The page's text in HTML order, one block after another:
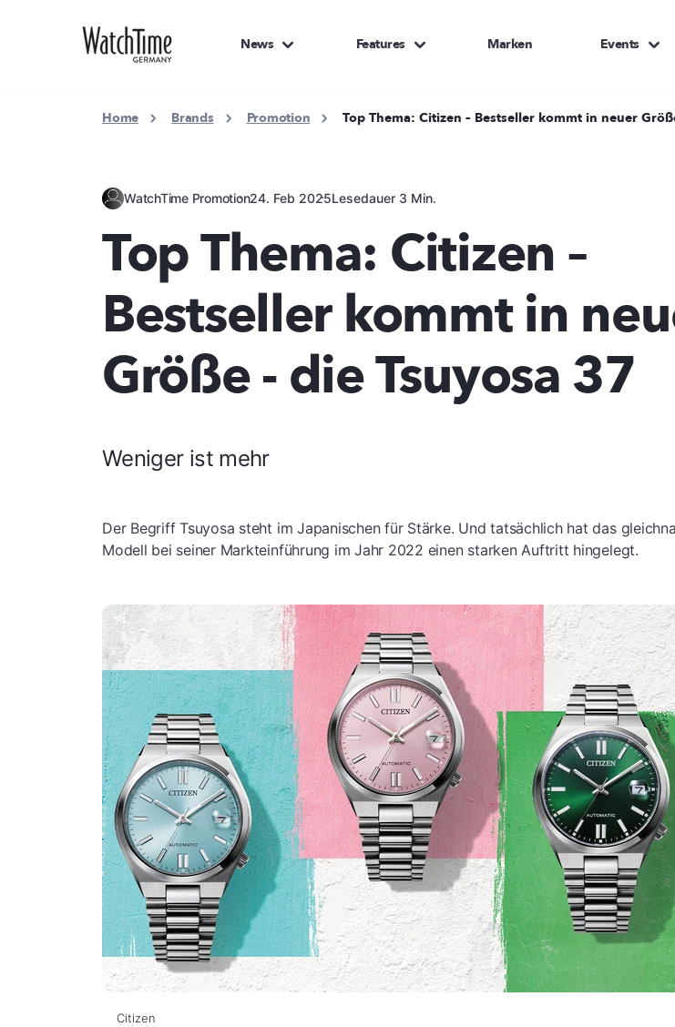
News Features Marken Events
Home Brands Promotion Top Thema: Citizen – Bestseller kommt in neuer
WatchTime Promotion24. Feb 2025Lesedauer 3 Min.
Top Thema: Citizen –
Bestseller kommt in
Größe - die Tsuyosa 37
Weniger ist mehr
Der Begriff Tsuyosa steht im Japanischen für Stärke. Und tatsächlich hat das
Modell bei seiner Markteinführung im Jahr 2022 einen starken Auftritt hingelegt.
Citizen